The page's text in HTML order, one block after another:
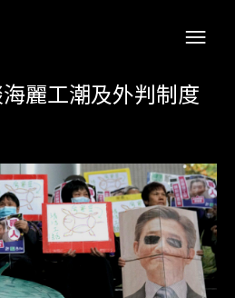
麗工潮及外判制度